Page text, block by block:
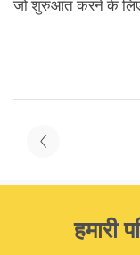
जो शुरुआत करने के
हमारी